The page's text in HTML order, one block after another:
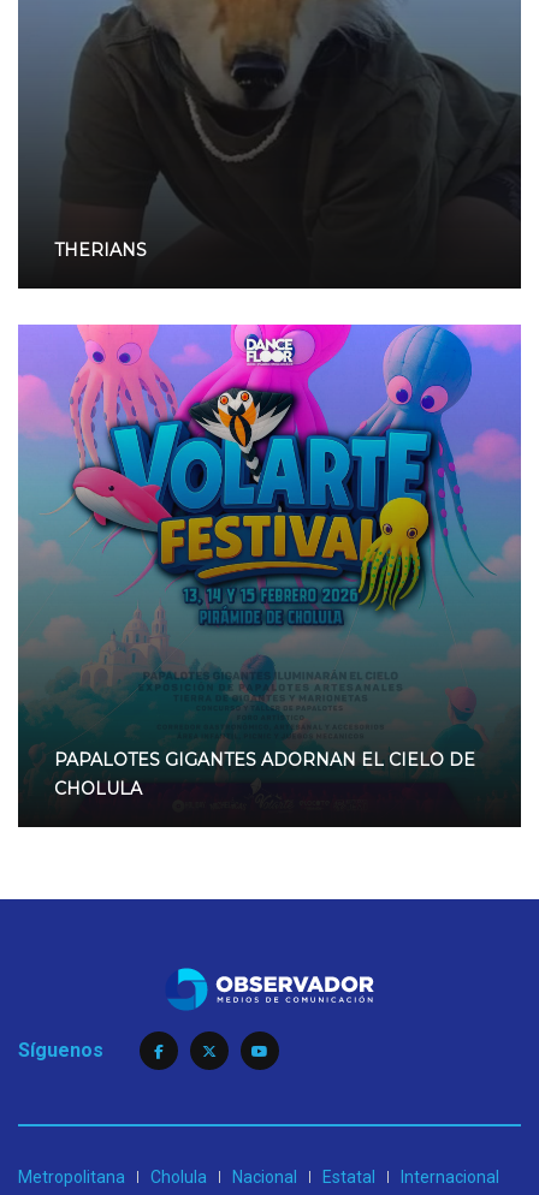
THERIANS
PAPALOTES GIGANTES ADORNAN EL CIELO DE
CHOLULA
Síguenos
Metropolitana Cholula Nacional Estatal Internacional